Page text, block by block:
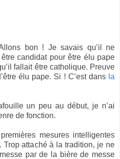
bon ! Je savais qu’il ne
candidat pour être élu pape
fallait être catholique. Preuve
élu pape. Si ! C’est dans la
un peu au début, je n’ai
de fonction.
mesures intelligentes
Trop attaché à la tradition, je ne
par de la bière de messe